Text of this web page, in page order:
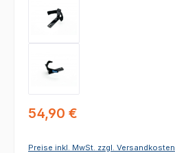
Regulärer Preis:
54,90 €
Preise inkl. MwSt. zzgl. Versandkosten